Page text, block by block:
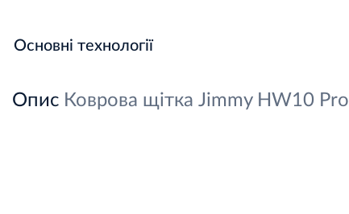
Основні технології
Опис Коврова щітка Jimmy HW10 Pro